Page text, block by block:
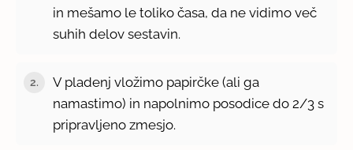
in mešamo le toliko časa, da ne vidimo več
suhih delov sestavin.
2.
V pladenj vložimo papirčke (ali ga
namastimo) in napolnimo posodice do 2/3 s
pripravljeno zmesjo.